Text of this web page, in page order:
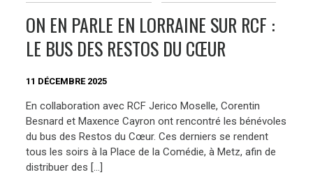
ON EN PARLE EN LORRAINE SUR RCF :
LE BUS DES RESTOS DU CŒUR
11 DÉCEMBRE 2025
En collaboration avec RCF Jerico Moselle, Corentin
Besnard et Maxence Cayron ont rencontré les bénévoles
du bus des Restos du Cœur. Ces derniers se rendent
tous les soirs à la Place de la Comédie, à Metz, afin de
distribuer des […]